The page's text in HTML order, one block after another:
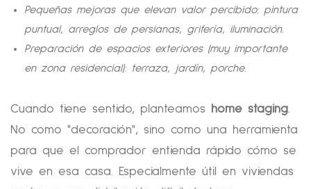
Pequeñas mejoras que elevan valor percibido: pintura
puntual, arreglos de persianas, grifería, iluminación.
Preparación de espacios exteriores (muy importante
en zona residencial): terraza, jardín, porche.
Cuando tiene sentido, planteamos home staging.
No como "decoración", sino como una herramienta
para que el comprador entienda rápido cómo se
vive en esa casa. Especialmente útil en viviendas